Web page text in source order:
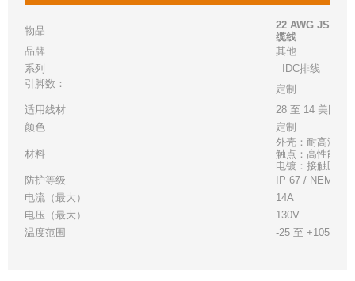
物品
22 AWG JST
缆线
品牌
其他
系列
IDC排线
引脚数：
定制
适用线材
28 至 14 美国线
颜色
定制
材料
外壳：耐高温白
触点：高性能铜
电镀：接触区 -
防护等级
IP 67 / NEMA 6P
电流（最大）
14A
电压（最大）
130V
温度范围
-25 至 +105°C